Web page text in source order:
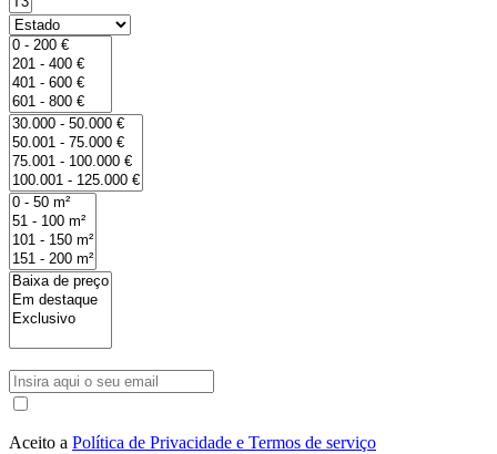
Aceito a Política de Privacidade e Termos de serviço